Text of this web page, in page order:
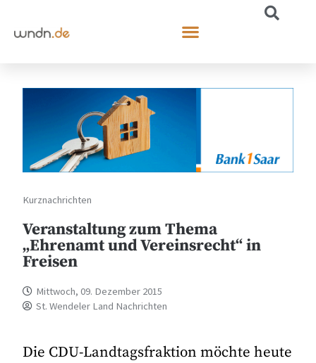
Kurznachrichten
Veranstaltung zum Thema
„Ehrenamt und Vereinsrecht“ in
Freisen
Mittwoch, 09. Dezember 2015
St. Wendeler Land Nachrichten
Die CDU-Landtagsfraktion möchte heute